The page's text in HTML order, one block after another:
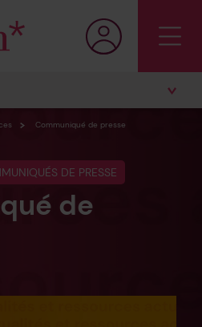
Communiqué de presse
DE PRESSE
de